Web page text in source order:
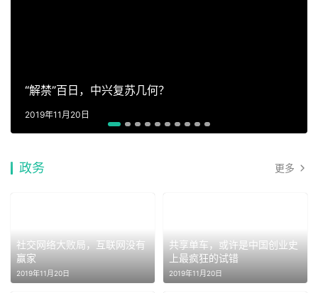
“解禁”百日，中兴复苏几何？
2019年11月20日
政务 更多
社交网络大败局，互联网没有
赢家
2019年11月20日
共享单车，或许是中国创业史
上最疯狂的试错
2019年11月20日